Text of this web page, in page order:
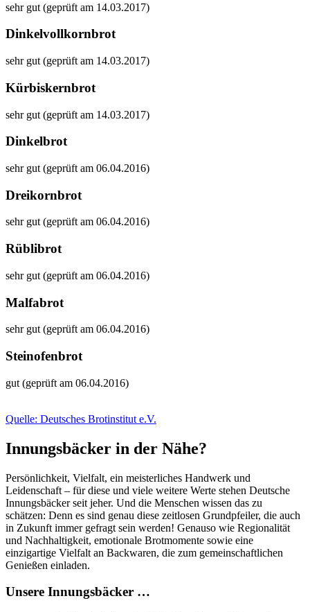
sehr gut (geprüft am 14.03.2017)
Dinkelvollkornbrot
sehr gut (geprüft am 14.03.2017)
Kürbiskernbrot
sehr gut (geprüft am 14.03.2017)
Dinkelbrot
sehr gut (geprüft am 06.04.2016)
Dreikornbrot
sehr gut (geprüft am 06.04.2016)
Rüblibrot
sehr gut (geprüft am 06.04.2016)
Malfabrot
sehr gut (geprüft am 06.04.2016)
Steinofenbrot
gut (geprüft am 06.04.2016)
Quelle: Deutsches Brotinstitut e.V.
Innungsbäcker in der Nähe?
Persönlichkeit, Vielfalt, ein meisterliches Handwerk und
Leidenschaft – für diese und viele weitere Werte stehen Deutsche
Innungsbäcker seit jeher. Und die Menschen wissen das zu
schätzen: Denn es sind genau diese zeitlosen Grundpfeiler, die auch
in Zukunft immer gefragt sein werden! Genauso wie Regionalität
und Nachhaltigkeit, emotionale Brotmomente sowie eine
einzigartige Vielfalt an Backwaren, die zum gemeinschaftlichen
Genießen einladen.
Unsere Innungsbäcker …